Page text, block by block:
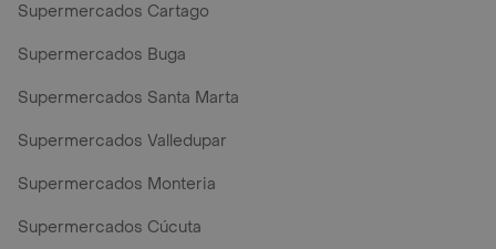
Supermercados Cartago
Supermercados Buga
Supermercados Santa Marta
Supermercados Valledupar
Supermercados Monteria
Supermercados Cúcuta